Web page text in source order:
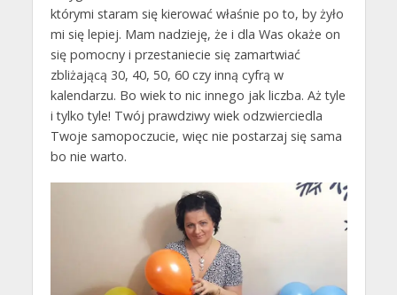
którymi staram się kierować właśnie po to, by żyło
mi się lepiej. Mam nadzieję, że i dla Was okaże on
się pomocny i przestaniecie się zamartwiać
zbliżającą 30, 40, 50, 60 czy inną cyfrą w
kalendarzu. Bo wiek to nic innego jak liczba. Aż tyle
i tylko tyle! Twój prawdziwy wiek odzwierciedla
Twoje samopoczucie, więc nie postarzaj się sama
bo nie warto.